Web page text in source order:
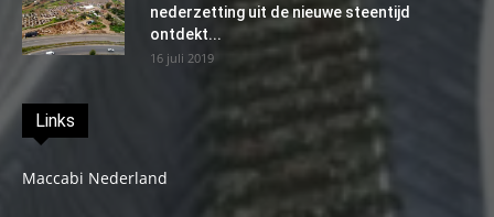
nederzetting uit de nieuwe steentijd
ontdekt...
16 juli 2019
Links
Maccabi Nederland